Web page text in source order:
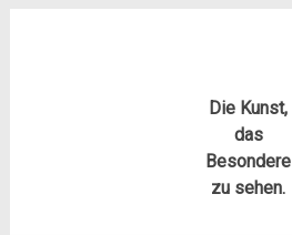
Die Kunst,
das
Besondere
zu sehen.